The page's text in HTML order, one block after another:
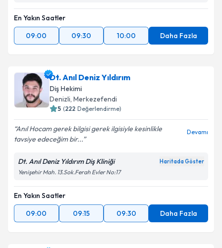
Takvim Talebini Gönder
En Yakın Saatler
09:00
09:30 10:00 Daha Fazla
Dt. Anıl Deniz Yıldırım
Diş Hekimi
Denizli, Merkezefendi
5 (222 Değerlendirme)
Anıl Hocam gerek bilgisi gerek ilgisiyle kesinlikle
tavsiye edeceğim bir...
Devamı
Dt. Anıl Deniz Yıldırım Diş Kliniği Haritada Göster
Yenişehir Mah. 13.Sok.Ferah Evler No:17
En Yakın Saatler
09:00
09:15 09:30 Daha Fazla